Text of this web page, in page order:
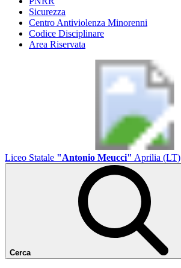
Sicurezza
Centro Antiviolenza Minorenni
Codice Disciplinare
Area Riservata
Liceo Statale "Antonio Meucci" Aprilia (LT)
Cerca